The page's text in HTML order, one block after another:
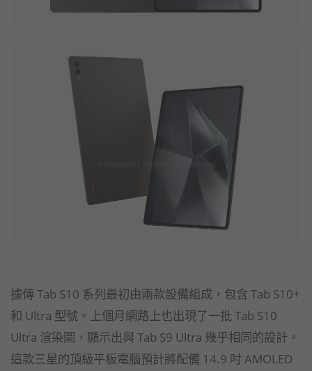
據傳 Tab S10 系列最初由兩款設備組成，包含 Tab S10+
和 Ultra 型號。上個月網路上也出現了一批 Tab S10
Ultra 渲染圖，顯示出與 Tab S9 Ultra 幾乎相同的設計。
這款三星的頂級平板電腦預計將配備 14.9 吋 AMOLED